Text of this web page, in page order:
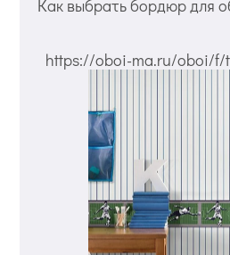
Как выбрать бордюр для
https://oboi-ma.ru/oboi/f/